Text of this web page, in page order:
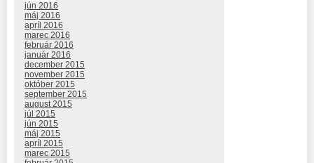
jún 2016
máj 2016
apríl 2016
marec 2016
február 2016
január 2016
december 2015
november 2015
október 2015
september 2015
august 2015
júl 2015
jún 2015
máj 2015
apríl 2015
marec 2015